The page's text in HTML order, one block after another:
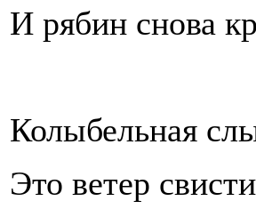
И рябин снова
Колыбельная
Это ветер